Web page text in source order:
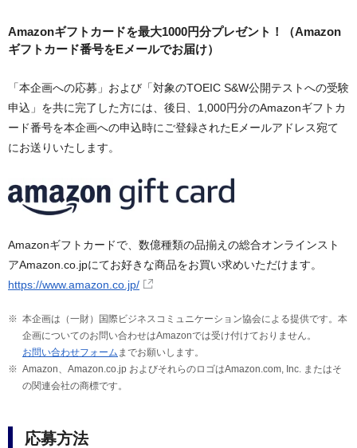
Amazonギフトカードを最大1000円分プレゼント！（Amazon
ギフトカード番号をEメールでお届け）
「本企画への応募」および「対象のTOEIC S&W公開テストへの受験
申込」を共に完了した方には、後日、1,000円分のAmazonギフトカ
ード番号を本企画への申込時にご登録されたEメールアドレス宛て
にお送りいたします。
Amazonギフトカードで、数億種類の品揃えの総合オンラインスト
アAmazon.co.jpにてお好きな商品をお買い求めいただけます。
https://www.amazon.co.jp/
本企画は（一財）国際ビジネスコミュニケーション協会による提供です。本
企画についてのお問い合わせはAmazonでは受け付けておりません。
お問い合わせフォーム までお願いします。
Amazon、Amazon.co.jp およびそれらのロゴはAmazon.com, Inc. またはそ
の関連会社の商標です。
応募方法